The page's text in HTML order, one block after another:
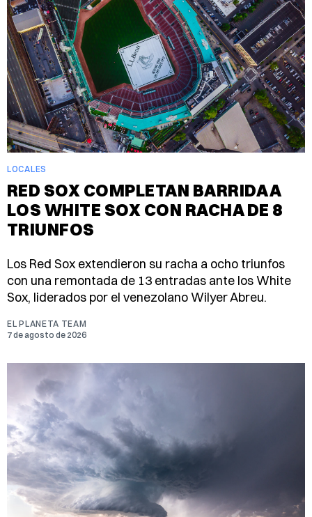
LOCALES
RED SOX COMPLETAN BARRIDA A
LOS WHITE SOX CON RACHA DE 8
TRIUNFOS
Los Red Sox extendieron su racha a ocho triunfos
con una remontada de 13 entradas ante los White
Sox, liderados por el venezolano Wilyer Abreu.
EL PLANETA TEAM
7 de agosto de 2026